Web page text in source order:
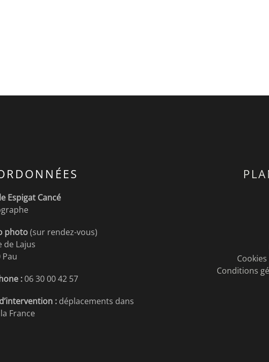
Espigat Cancé
photo(sur rendez-vous)
de Lajus
Pau
:06 30 00 42 57
: déplacements dans
France
Conditions